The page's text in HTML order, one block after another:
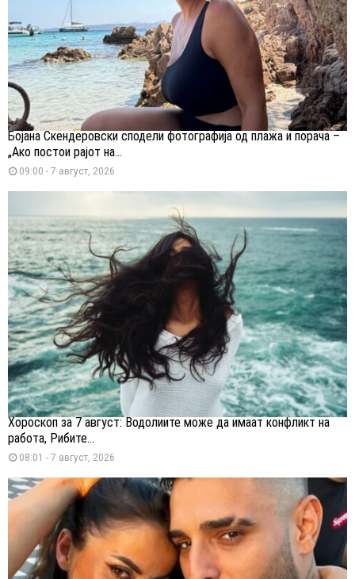
Бојана Скендеровски сподели фотографија од плажа и порача –
„Ако постои рајот на...
09:00 - 7 август, 2026
Хороскоп за 7 август: Водолиите може да имаат конфликт на
работа, Рибите...
08:01 - 7 август, 2026